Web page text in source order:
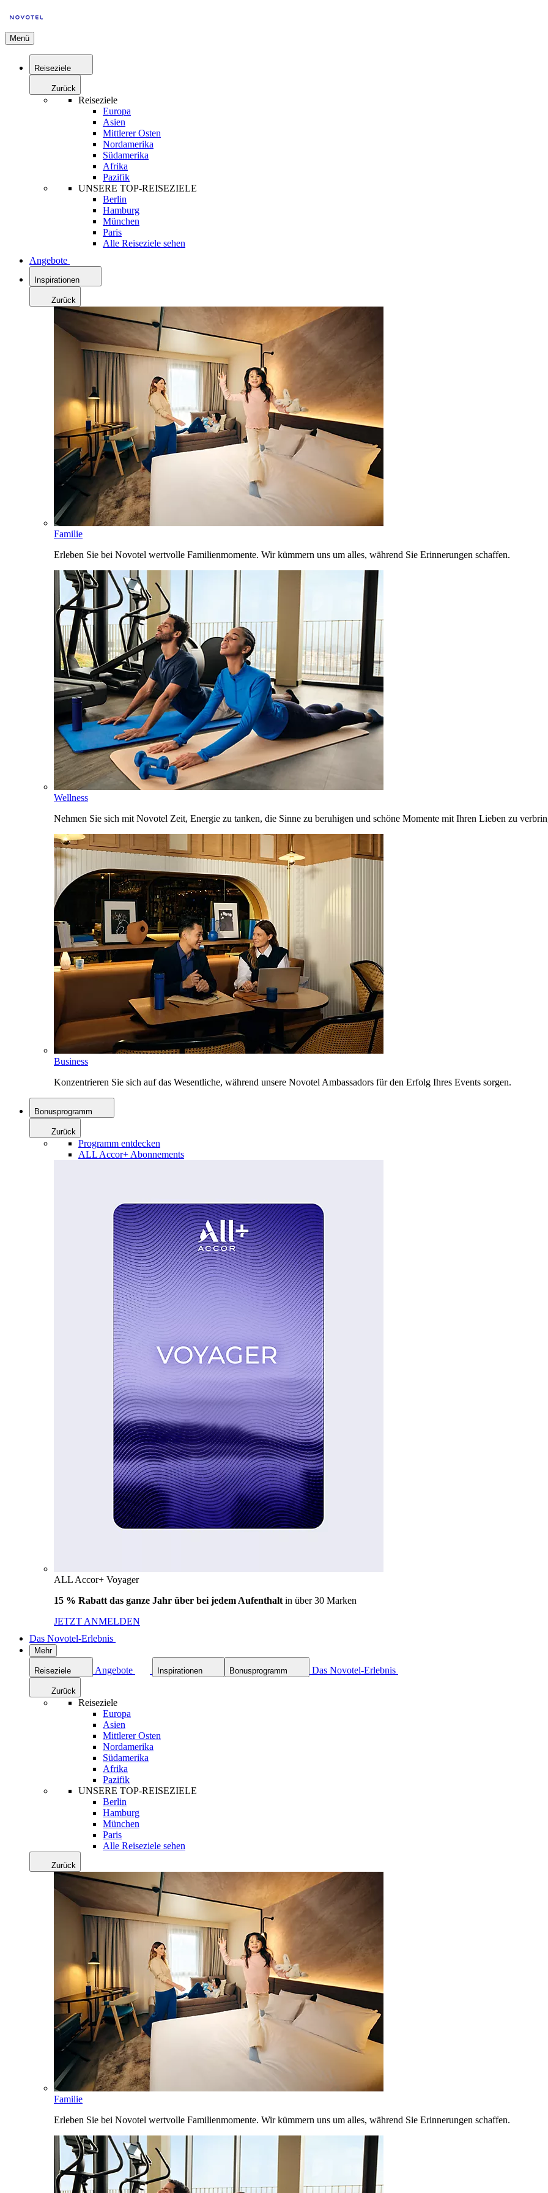
Menü
Reiseziele
Zurück
Reiseziele
Europa
Asien
Mittlerer Osten
Nordamerika
Südamerika
Afrika
Pazifik
UNSERE TOP-REISEZIELE
Berlin
Hamburg
München
Paris
Alle Reiseziele sehen
Angebote
Inspirationen
Zurück
Familie
Erleben Sie bei Novotel wertvolle Familienmomente. Wir kümmern uns um alles, während Sie Erinnerungen schaffen.
Wellness
Nehmen Sie sich mit Novotel Zeit, Energie zu tanken, die Sinne zu beruhigen und schöne Momente mit Ihren Lieben zu
Business
Konzentrieren Sie sich auf das Wesentliche, während unsere Novotel Ambassadors für den Erfolg Ihres Events sorgen.
Bonusprogramm
Zurück
Programm entdecken
ALL Accor+ Abonnements
ALL Accor+ Voyager
15 % Rabatt das ganze Jahr über bei jedem Aufenthalt in über 30 Marken
JETZT ANMELDEN
Das Novotel-Erlebnis
Mehr
Reiseziele Angebote Inspirationen Bonusprogramm Das Novotel-Erlebnis
Zurück
Reiseziele
Europa
Asien
Mittlerer Osten
Nordamerika
Südamerika
Afrika
Pazifik
UNSERE TOP-REISEZIELE
Berlin
Hamburg
München
Paris
Alle Reiseziele sehen
Zurück
Familie
Erleben Sie bei Novotel wertvolle Familienmomente. Wir kümmern uns um alles, während Sie Erinnerungen schaffen.